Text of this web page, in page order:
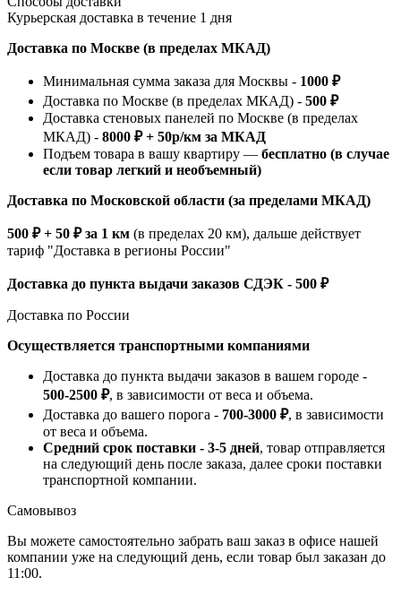
Курьерская доставка в течение 1 дня
Доставка по Москве (в пределах МКАД)
Минимальная сумма заказа для Москвы - 1000 ₽
Доставка по Москве (в пределах МКАД) - 500 ₽
Доставка стеновых панелей по Москве (в пределах
МКАД) - 8000 ₽ + 50р/км за МКАД
Подъем товара в вашу квартиру — бесплатно (в случае
если товар легкий и необъемный)
Доставка по Московской области (за пределами МКАД)
500 ₽ + 50 ₽ за 1 км (в пределах 20 км), дальше действует
тариф "Доставка в регионы России"
Доставка до пункта выдачи заказов СДЭК - 500 ₽
Доставка по России
Осуществляется транспортными компаниями
Доставка до пункта выдачи заказов в вашем городе -
500-2500 ₽, в зависимости от веса и объема.
Доставка до вашего порога - 700-3000 ₽, в зависимости
от веса и объема.
Средний срок поставки - 3-5 дней, товар отправляется
на следующий день после заказа, далее сроки поставки
транспортной компании.
Самовывоз
Вы можете самостоятельно забрать ваш заказ в офисе нашей
компании уже на следующий день, если товар был заказан до
11:00.